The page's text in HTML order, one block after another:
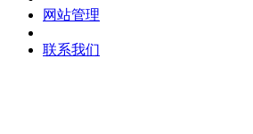
网站管理
联系我们